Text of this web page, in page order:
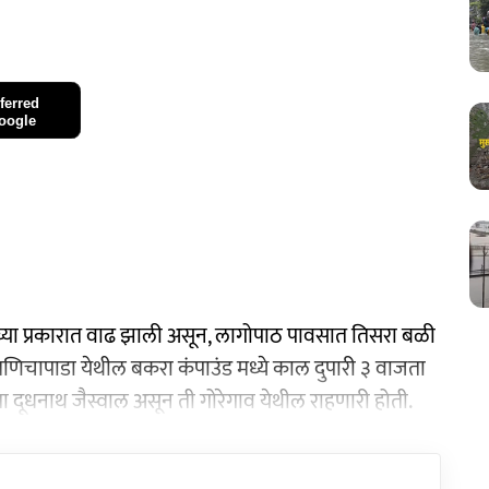
प्रकारात वाढ झाली असून, लागोपाठ पावसात तिसरा बळी
येथील बकरा कंपाउंड मध्ये काल दुपारी ३ वाजता
जैस्वाल असून ती गोरेगाव येथील राहणारी होती.